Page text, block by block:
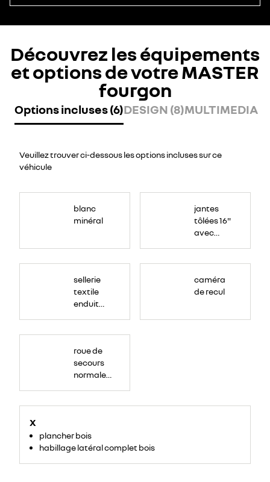
Découvrez les équipements
et options de votre MASTER
fourgon
Options incluses (6)DESIGN (8)MULTIMEDIA
Veuillez trouver ci-dessous les options incluses sur ce
véhicule
blanc
minéral
jantes
tôlées 16"
avec
sellerie
textile
enduit
caméra
de recul
roue de
secours
normale
X
plancher bois
habillage latéral complet bois